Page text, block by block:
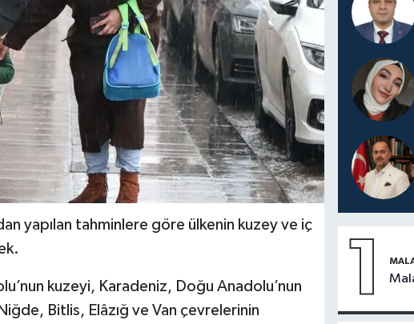
yapılan tahminlere göre ülkenin kuzey ve iç
kuzeyi, Karadeniz, Doğu Anadolu’nun
Bitlis, Elâzığ ve Van çevrelerinin
1